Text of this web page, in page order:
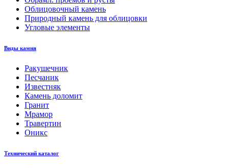
Облицовочный камень
Природный камень для облицовки
Угловые элементы
Виды камня
Ракушечник
Песчаник
Известняк
Камень доломит
Гранит
Мрамор
Травертин
Оникс
Технический каталог